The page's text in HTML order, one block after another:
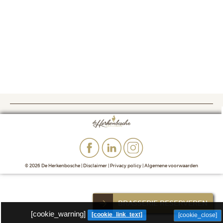
[cookie_warning] [cookie_link_text] [cookie_close]
© 2026 De Herkenbosche |Disclaimer|Privacy policy|Algemene voorwaarden
BRASSERIE RESERVEREN